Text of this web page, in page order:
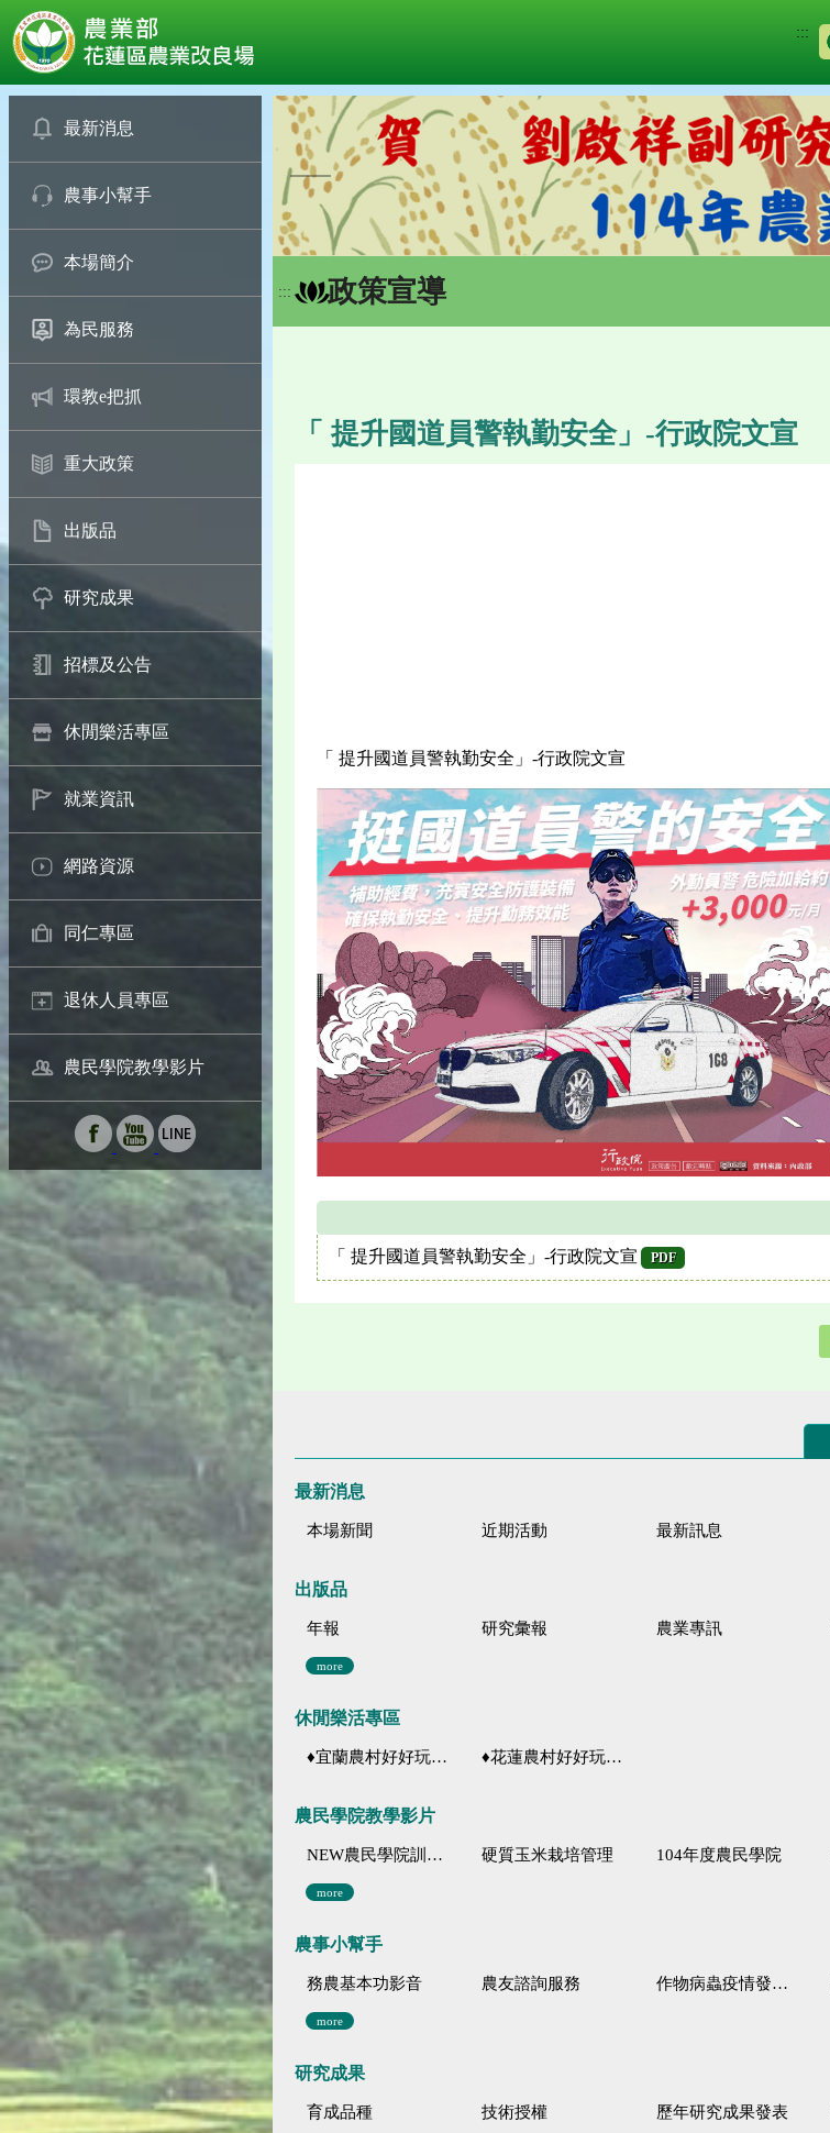
:::
最新消息
農事小幫手
本場簡介
為民服務
環教e把抓
重大政策
出版品
研究成果
招標及公告
休閒樂活專區
就業資訊
網路資源
同仁專區
退休人員專區
農民學院教學影片
::: 政策宣導
「 提升國道員警執勤安全」-行政院文宣
「 提升國道員警執勤安全」-行政院文宣
「 提升國道員警執勤安全」-行政院文宣 PDF
最新消息
本場新聞 近期活動 最新訊息
出版品
年報 研究彙報 農業專訊
more
休閒樂活專區
♦宜蘭農村好好玩 ♦「農、藝、山、水」四條遊程推薦 ♦花蓮農村好好玩♦「原、生、慢、活」四條遊程推薦
農民學院教學影片
NEW農民學院訓練影音分類 硬質玉米栽培管理 104年度農民學院
more
農事小幫手
務農基本功影音 農友諮詢服務 作物病蟲疫情發生預測
more
研究成果
育成品種 技術授權 歷年研究成果發表